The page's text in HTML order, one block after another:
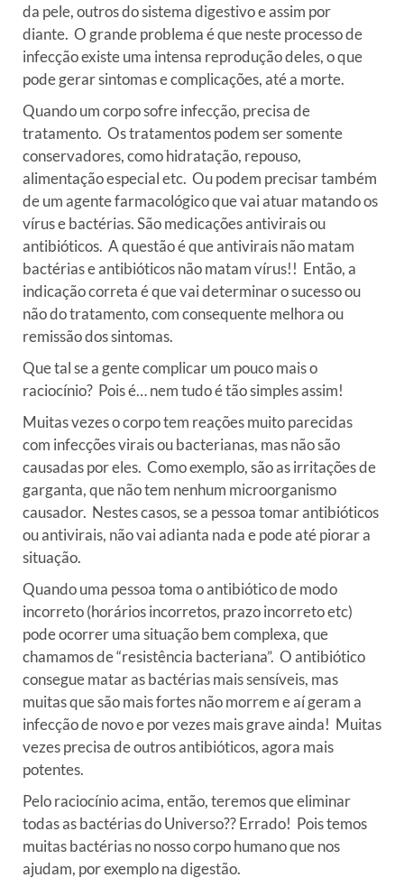
da pele, outros do sistema digestivo e assim por
diante. O grande problema é que neste processo de
infecção existe uma intensa reprodução deles, o que
pode gerar sintomas e complicações, até a morte.
Quando um corpo sofre infecção, precisa de
tratamento. Os tratamentos podem ser somente
conservadores, como hidratação, repouso,
alimentação especial etc. Ou podem precisar também
de um agente farmacológico que vai atuar matando os
vírus e bactérias. São medicações antivirais ou
antibióticos. A questão é que antivirais não matam
bactérias e antibióticos não matam vírus!! Então, a
indicação correta é que vai determinar o sucesso ou
não do tratamento, com consequente melhora ou
remissão dos sintomas.
Que tal se a gente complicar um pouco mais o
raciocínio? Pois é… nem tudo é tão simples assim!
Muitas vezes o corpo tem reações muito parecidas
com infecções virais ou bacterianas, mas não são
causadas por eles. Como exemplo, são as irritações de
garganta, que não tem nenhum microorganismo
causador. Nestes casos, se a pessoa tomar antibióticos
ou antivirais, não vai adianta nada e pode até piorar a
situação.
Quando uma pessoa toma o antibiótico de modo
incorreto (horários incorretos, prazo incorreto etc)
pode ocorrer uma situação bem complexa, que
chamamos de “resistência bacteriana”. O antibiótico
consegue matar as bactérias mais sensíveis, mas
muitas que são mais fortes não morrem e aí geram a
infecção de novo e por vezes mais grave ainda! Muitas
vezes precisa de outros antibióticos, agora mais
potentes.
Pelo raciocínio acima, então, teremos que eliminar
todas as bactérias do Universo?? Errado! Pois temos
muitas bactérias no nosso corpo humano que nos
ajudam, por exemplo na digestão.